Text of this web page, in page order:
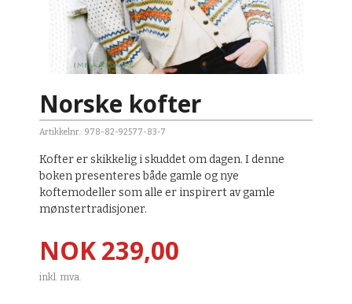
Norske kofter
Artikkelnr.: 978-82-92577-83-7
Kofter er skikkelig i skuddet om dagen. I denne
boken presenteres både gamle og nye
koftemodeller som alle er inspirert av gamle
mønstertradisjoner.
Pris
NOK239,00
inkl. mva.